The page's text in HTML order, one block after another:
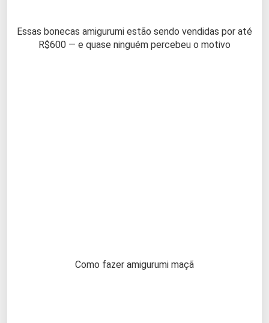
Essas bonecas amigurumi estão sendo vendidas por até
R$600 — e quase ninguém percebeu o motivo
Como fazer amigurumi maçã